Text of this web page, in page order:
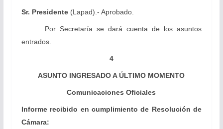
Sr. Presidente(Lapad).- Aprobado.
Por Secretaría se dará cuenta de los asuntos
entrados.
4
ASUNTO INGRESADO A ÚLTIMO MOMENTO
Comunicaciones Oficiales
Informe recibido en cumplimiento de Resolución de
Cámara: